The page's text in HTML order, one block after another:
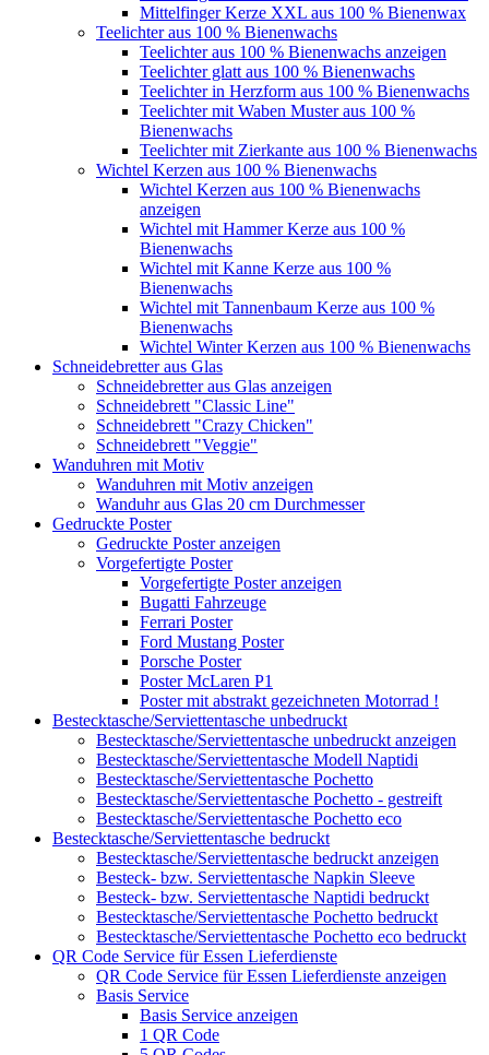
Mittelfinger Kerze XXL aus 100 % Bienenwax
Teelichter aus 100 % Bienenwachs
Teelichter aus 100 % Bienenwachs anzeigen
Teelichter glatt aus 100 % Bienenwachs
Teelichter in Herzform aus 100 % Bienenwachs
Teelichter mit Waben Muster aus 100 %
Bienenwachs
Teelichter mit Zierkante aus 100 % Bienenwachs
Wichtel Kerzen aus 100 % Bienenwachs
Wichtel Kerzen aus 100 % Bienenwachs
anzeigen
Wichtel mit Hammer Kerze aus 100 %
Bienenwachs
Wichtel mit Kanne Kerze aus 100 %
Bienenwachs
Wichtel mit Tannenbaum Kerze aus 100 %
Bienenwachs
Wichtel Winter Kerzen aus 100 % Bienenwachs
Schneidebretter aus Glas
Schneidebretter aus Glas anzeigen
Schneidebrett "Classic Line"
Schneidebrett "Crazy Chicken"
Schneidebrett "Veggie"
Wanduhren mit Motiv
Wanduhren mit Motiv anzeigen
Wanduhr aus Glas 20 cm Durchmesser
Gedruckte Poster
Gedruckte Poster anzeigen
Vorgefertigte Poster
Vorgefertigte Poster anzeigen
Bugatti Fahrzeuge
Ferrari Poster
Ford Mustang Poster
Porsche Poster
Poster McLaren P1
Poster mit abstrakt gezeichneten Motorrad !
Bestecktasche/Serviettentasche unbedruckt
Bestecktasche/Serviettentasche unbedruckt anzeigen
Bestecktasche/Serviettentasche Modell Naptidi
Bestecktasche/Serviettentasche Pochetto
Bestecktasche/Serviettentasche Pochetto - gestreift
Bestecktasche/Serviettentasche Pochetto eco
Bestecktasche/Serviettentasche bedruckt
Bestecktasche/Serviettentasche bedruckt anzeigen
Besteck- bzw. Serviettentasche Napkin Sleeve
Besteck- bzw. Serviettentasche Naptidi bedruckt
Bestecktasche/Serviettentasche Pochetto bedruckt
Bestecktasche/Serviettentasche Pochetto eco bedruckt
QR Code Service für Essen Lieferdienste
QR Code Service für Essen Lieferdienste anzeigen
Basis Service
Basis Service anzeigen
1 QR Code